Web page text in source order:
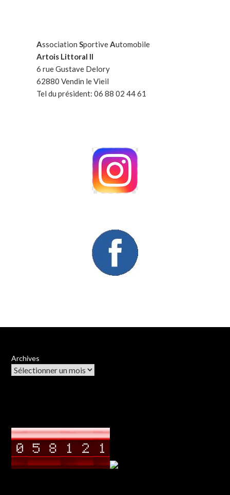
AssociationSportiveAutomobile
Artois Littoral II
6 rue Gustave Delory
62880 Vendin le Vieil
Tel du président: 06 88 02 44 61
Archives